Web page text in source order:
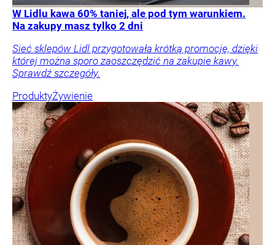
W Lidlu kawa 60% taniej, ale pod tym warunkiem.
Na zakupy masz tylko 2 dni
Sieć sklepów Lidl przygotowała krótką promocję, dzięki
której można sporo zaoszczędzić na zakupie kawy.
Sprawdź szczegóły.
ProduktyŻywienie